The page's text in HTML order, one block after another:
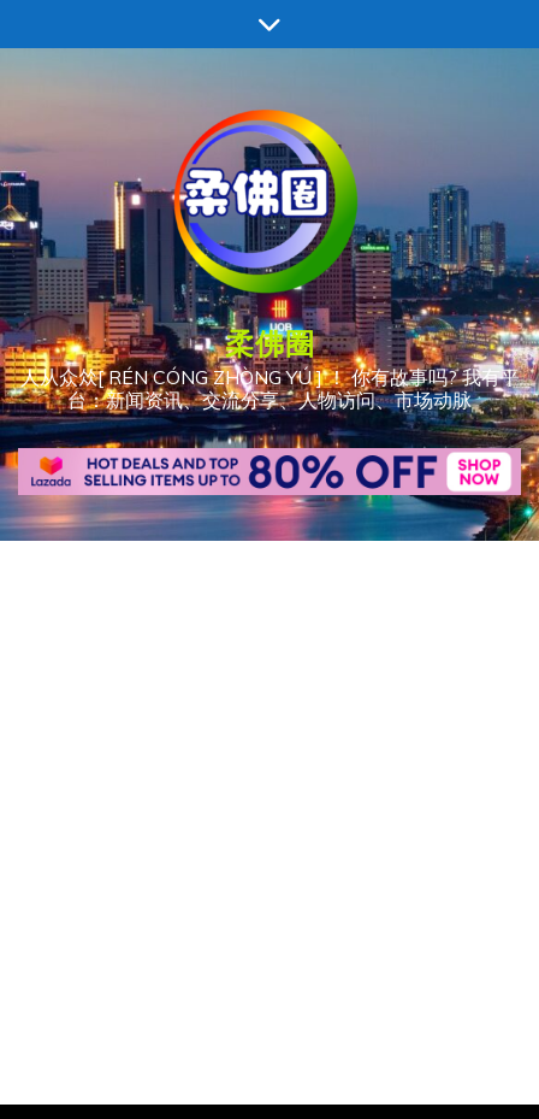
至
柔佛圈
人从众𠈌[ RÉN CÓNG ZHÒNG YÚ ] ！ 你有故事吗? 我有平
台：新闻资讯、交流分享、人物访问、市场动脉